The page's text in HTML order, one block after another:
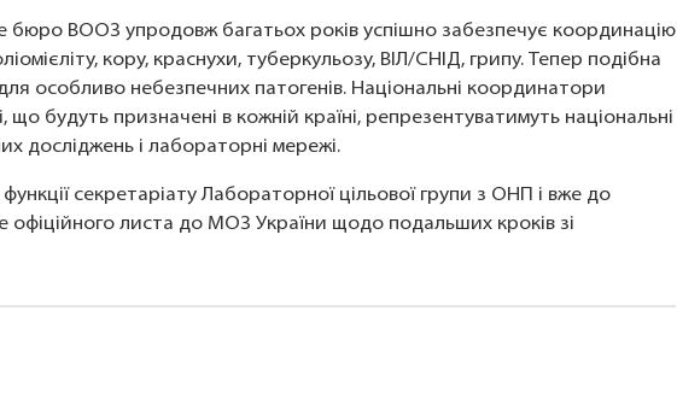
бюро ВООЗ упродовж багатьох років успішно забезпечує координацію
кору, краснухи, туберкульозу, ВІЛ/СНІД, грипу. Тепер подібна
особливо небезпечних патогенів. Національні координатори
що будуть призначені в кожній країні, репрезентуватимуть національні
досліджень і лабораторні мережі.
секретаріату Лабораторної цільової групи з ОНП і вже до
офіційного листа до МОЗ України щодо подальших кроків зі